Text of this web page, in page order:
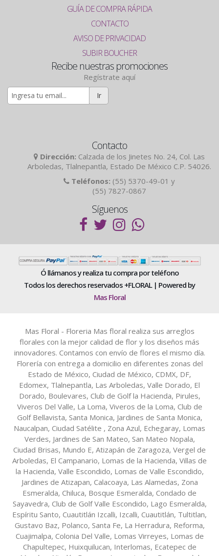
GUÍA DE COMPRA RÁPIDA
CONTACTO
AVISO DE PRIVACIDAD
SUBIR BOUCHER
Recibe nuestras promociones
Regístrate aquí
Ir
Contacto
Dirección: Calzada de los Jinetes No. 24, Col. Las
Arboledas, Tlalnepantla, Estado De México C.P. 54026.
Teléfonos: (55) 5370-49-01 y
(55) 7827-0867
Síguenos
Ó llámanos y realiza tu compra por teléfono
Todos los derechos reservados +FLORAL | Powered by
Mas Floral
Mas Floral - Floreria Mas floral realiza sus arreglos
florales con la mejor calidad de flor y los diseños más
innovadores. Contamos con envío de flores el mismo día.
Florería con entrega a domicilio en diferentes zonas del
Estado de México, Ciudad de México, CDMX, DF,
Edomex, Tlalnepantla, Las Arboledas, Valle Dorado, El
Dorado, Boulevares, Club de Golf la Hacienda, Pirules,
Viveros Del Valle, La Loma, Viveros de la Loma, Club de
Golf Bellavista, Santa Monica, Jardines de Santa Monica,
Naucalpan, Ciudad Satélite , Zona Azul, Echegaray, Lomas
Verdes, Jardines de San Mateo, San Mateo Nopala,
Ciudad Brisas, Mundo E, Atizapán de Zaragoza, Vergel de
Arboledas, El Campanario, Lomas de la Hacienda, Villas de
la Hacienda, Valle Escondido, Lomas de Valle Escondido,
Jardines de Atizapan, Calacoaya, Las Alamedas, Zona
Esmeralda, Chiluca, Bosque Esmeralda, Condado de
Sayavedra, Club de Golf Valle Escondido, Lago Esmeralda,
Espíritu Santo, Cuautitlán Izcalli, Izcalli, Cuautitlán, Tultitlan,
Gustavo Baz, Polanco, Santa Fe, La Herradura, Reforma,
Cuajimalpa, Colonia Del Valle, Lomas Virreyes, Lomas de
Chapultepec, Huixquilucan, Interlomas, Ecatepec de